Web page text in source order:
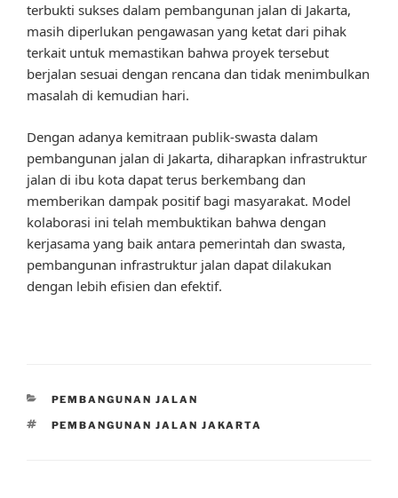
terbukti sukses dalam pembangunan jalan di Jakarta,
masih diperlukan pengawasan yang ketat dari pihak
terkait untuk memastikan bahwa proyek tersebut
berjalan sesuai dengan rencana dan tidak menimbulkan
masalah di kemudian hari.
Dengan adanya kemitraan publik-swasta dalam
pembangunan jalan di Jakarta, diharapkan infrastruktur
jalan di ibu kota dapat terus berkembang dan
memberikan dampak positif bagi masyarakat. Model
kolaborasi ini telah membuktikan bahwa dengan
kerjasama yang baik antara pemerintah dan swasta,
pembangunan infrastruktur jalan dapat dilakukan
dengan lebih efisien dan efektif.
CATEGORIES
PEMBANGUNAN JALAN
TAGS
PEMBANGUNAN JALAN JAKARTA